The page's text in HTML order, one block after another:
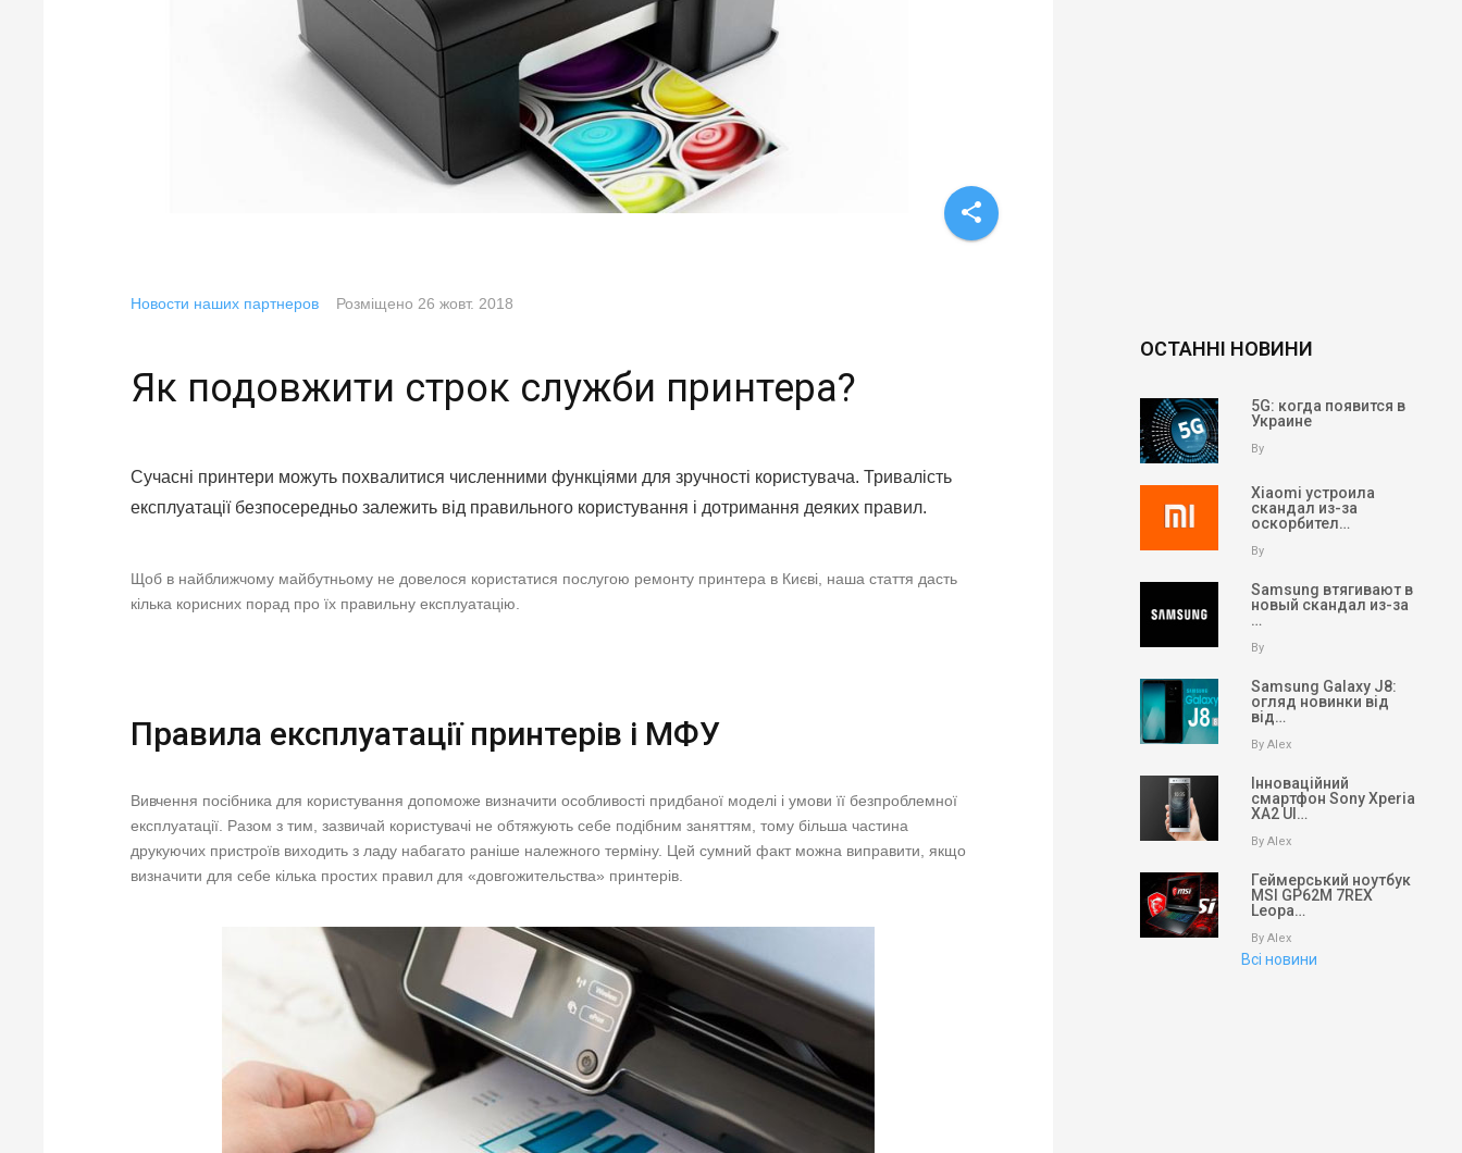
share
Новости наших партнеров Розміщено 26 жовт. 2018
Як подовжити строк служби принтера?
Сучасні принтери можуть похвалитися численними функціями для зручності користувача. Тривалість
експлуатації безпосередньо залежить від правильного користування і дотримання деяких правил.
Щоб в найближчому майбутньому не довелося користатися послугою ремонту принтера в Києві, наша стаття дасть
кілька корисних порад про їх правильну експлуатацію.
Правила експлуатації принтерів і МФУ
Вивчення посібника для користування допоможе визначити особливості придбаної моделі і умови її безпроблемної
експлуатації. Разом з тим, зазвичай користувачі не обтяжують себе подібним заняттям, тому більша частина
друкуючих пристроїв виходить з ладу набагато раніше належного терміну. Цей сумний факт можна виправити, якщо
визначити для себе кілька простих правил для «довгожительства» принтерів.
ОСТАННІ НОВИНИ
5G: когда появится в
Украине
By
Xiaomi устроила
скандал из-за
оскорбител…
By
Samsung втягивают в
новый скандал из-за
…
By
Samsung Galaxy J8:
огляд новинки від
від…
By Alex
Інноваційний
смартфон Sony Xperia
XA2 Ul…
By Alex
Геймерський ноутбук
MSI GP62M 7REX
Leopa…
By Alex
Всі новини